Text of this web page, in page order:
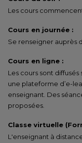
Les cours
Cours en journée :
Se renseigner auprès
Cours en ligne :
Les cours sont
une plateforme d’e-
enseignant. Des
proposées.
Classe virtuelle
L'enseignant à